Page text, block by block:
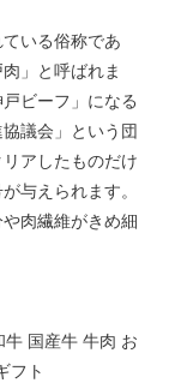
いる俗称であ
」と呼ばれま
ビーフ」になる
議会」という団
アしたものだけ
与えられます。
肉繊維がきめ細
牛 国産牛 牛肉 お
フト